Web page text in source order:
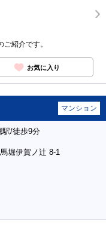
紹介です。
お気に入り
マンション
駅/徒歩9分
堀伊賀ノ辻 8-1